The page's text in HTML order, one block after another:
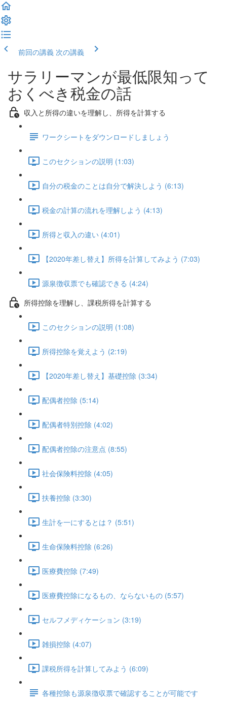
前回の講義 次の講義
サラリーマンが最低限知って
おくべき税金の話
収入と所得の違いを理解し、所得を計算する
ワークシートをダウンロードしましょう
このセクションの説明 (1:03)
自分の税金のことは自分で解決しよう (6:13)
税金の計算の流れを理解しよう (4:13)
所得と収入の違い (4:01)
【2020年差し替え】所得を計算してみよう (7:03)
源泉徴収票でも確認できる (4:24)
所得控除を理解し、課税所得を計算する
このセクションの説明 (1:08)
所得控除を覚えよう (2:19)
【2020年差し替え】基礎控除 (3:34)
配偶者控除 (5:14)
配偶者特別控除 (4:02)
配偶者控除の注意点 (8:55)
社会保険料控除 (4:05)
扶養控除 (3:30)
生計を一にするとは？ (5:51)
生命保険料控除 (6:26)
医療費控除 (7:49)
医療費控除になるもの、ならないもの (5:57)
セルフメディケーション (3:19)
雑損控除 (4:07)
課税所得を計算してみよう (6:09)
各種控除も源泉徴収票で確認することが可能です